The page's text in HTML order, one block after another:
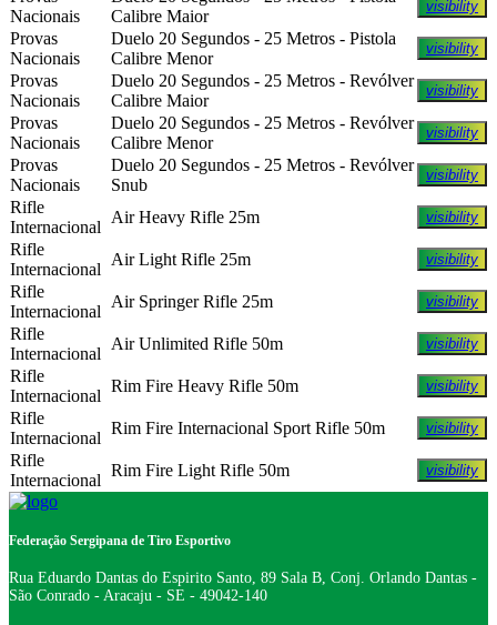
Nacionais
Calibre Maior
visibility
Provas
Nacionais
Duelo 20 Segundos - 25 Metros - Pistola
Calibre Menor
visibility
Provas
Nacionais
Duelo 20 Segundos - 25 Metros - Revólver
Calibre Maior
visibility
Provas
Nacionais
Duelo 20 Segundos - 25 Metros - Revólver
Calibre Menor
visibility
Provas
Nacionais
Duelo 20 Segundos - 25 Metros - Revólver
Snub
visibility
Rifle
Internacional
Air Heavy Rifle 25m visibility
Rifle
Internacional
Air Light Rifle 25m visibility
Rifle
Internacional
Air Springer Rifle 25m visibility
Rifle
Internacional
Air Unlimited Rifle 50m visibility
Rifle
Internacional
Rim Fire Heavy Rifle 50m visibility
Rifle
Internacional
Rim Fire Internacional Sport Rifle 50m visibility
Rifle
Internacional
Rim Fire Light Rifle 50m visibility
Federação Sergipana de Tiro Esportivo
Rua Eduardo Dantas do Espirito Santo, 89 Sala B, Conj. Orlando Dantas -
São Conrado - Aracaju - SE - 49042-140